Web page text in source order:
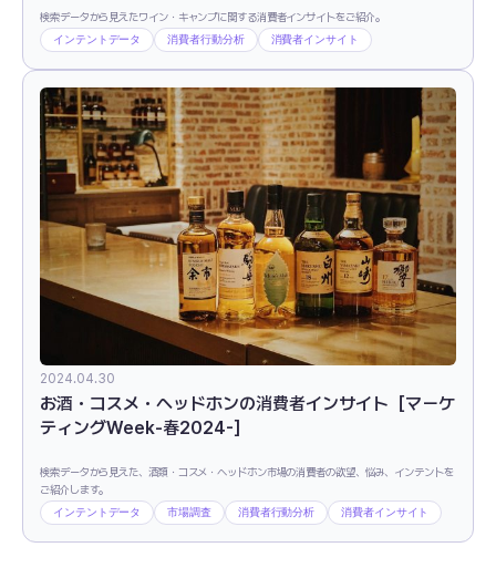
検索データから見えたワイン・キャンプに関する消費者インサイトをご紹介。
インテントデータ 消費者行動分析 消費者インサイト
2024.04.30
お酒・コスメ・ヘッドホンの消費者インサイト［マーケ
ティングWeek-春2024-］
検索データから見えた、酒類・コスメ・ヘッドホン市場の消費者の欲望、悩み、インテントを
ご紹介します。
インテントデータ 市場調査 消費者行動分析 消費者インサイト